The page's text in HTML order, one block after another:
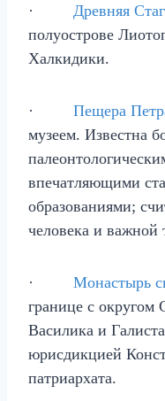
· Древняя
полуострове
Халкидики.
· Пещера
музеем. Известна
впечатляющими
образованиями;
человека и важной
· Монастырь
границе с округом
Василика и
юрисдикцией
патриархата.